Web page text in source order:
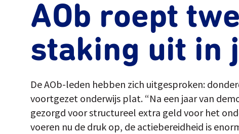
AOb roept
staking uit in
De AOb-leden hebben zich uitgesproken:
voortgezet onderwijs plat. “Na een jaar van
gezorgd voor structureel extra geld voor het
voeren nu de druk op, de actiebereidheid is